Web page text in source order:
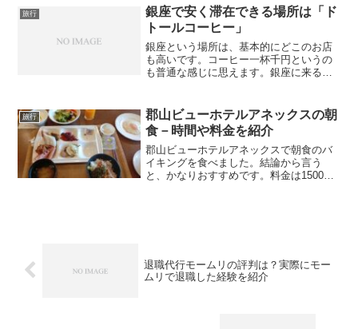
ので良い点と気になる点を紹介します。
別府温泉保養ランドの概要...
旅行
銀座で安く滞在できる場所は「ド
トールコーヒー」
銀座という場所は、基本的にどこのお店
も高いです。コーヒー一杯千円というの
も普通な感じに思えます。銀座に来る人
たいという人もいると思います。若い人
などは特にそうでしょうか...
旅行
郡山ビューホテルアネックスの朝
食－時間や料金を紹介
郡山ビューホテルアネックスで朝食のバ
イキングを食べました。結論から言う
と、かなりおすすめです。料金は1500円
退職代行モームリの評判は？実際にモー
ムリで退職した経験を紹介